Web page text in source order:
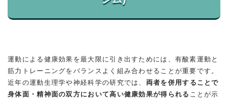
運動による健康効果を最大限に引き出すためには、有酸素運動と
筋力トレーニングをバランスよく組み合わせることが重要です。
近年の運動生理学や神経科学の研究では、 両者を併用することで
身体面・精神面の双方において高い健康効果が得られる ことが示